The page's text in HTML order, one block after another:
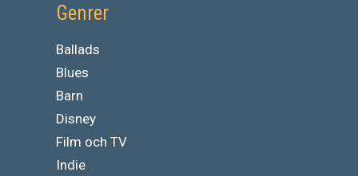
Genrer
Ballads
Blues
Barn
Disney
Film och TV
Indie